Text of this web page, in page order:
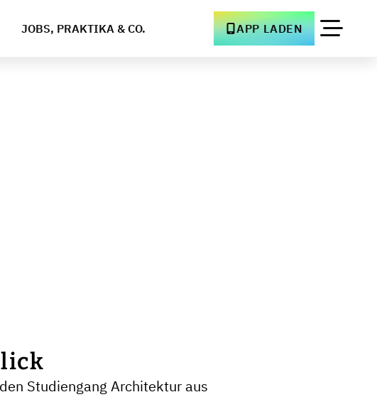
JOBS, PRAKTIKA & CO. APP LADEN
Studiengang Architektur aus